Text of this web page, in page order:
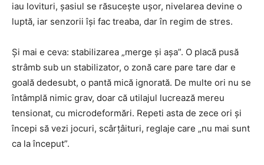
iau lovituri, șasiul se răsucește ușor, nivelarea devine o
luptă, iar senzorii își fac treaba, dar în regim de stres.
Și mai e ceva: stabilizarea „merge și așa”. O placă pusă
strâmb sub un stabilizator, o zonă care pare tare dar e
goală dedesubt, o pantă mică ignorată. De multe ori nu se
întâmplă nimic grav, doar că utilajul lucrează mereu
tensionat, cu microdeformări. Repeti asta de zece ori și
începi să vezi jocuri, scârțâituri, reglaje care „nu mai sunt
ca la început”.